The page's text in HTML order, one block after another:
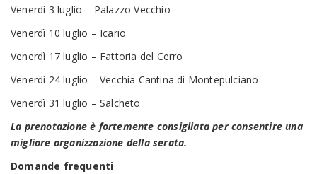
Venerdì 3 luglio – Palazzo Vecchio
Venerdì 10 luglio – Icario
Venerdì 17 luglio – Fattoria del Cerro
Venerdì 24 luglio – Vecchia Cantina di Montepulciano
Venerdì 31 luglio – Salcheto
La prenotazione è fortemente consigliata per consentire una
migliore organizzazione della serata.
Domande frequenti